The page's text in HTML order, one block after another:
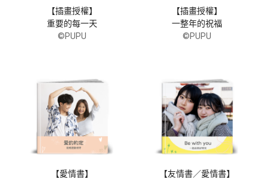
【插畫授權】
重要的每一天
©PUPU
【插畫授權】
一整年的祝福
©PUPU
【愛情書】
【友情書／愛情書】